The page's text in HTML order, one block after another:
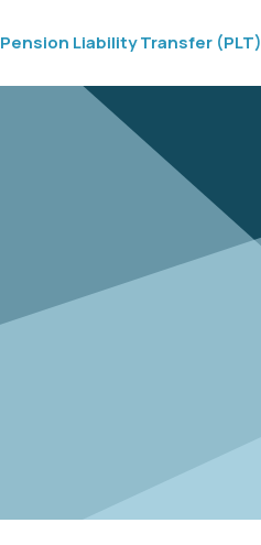
Pension Liability Transfer (PLT)